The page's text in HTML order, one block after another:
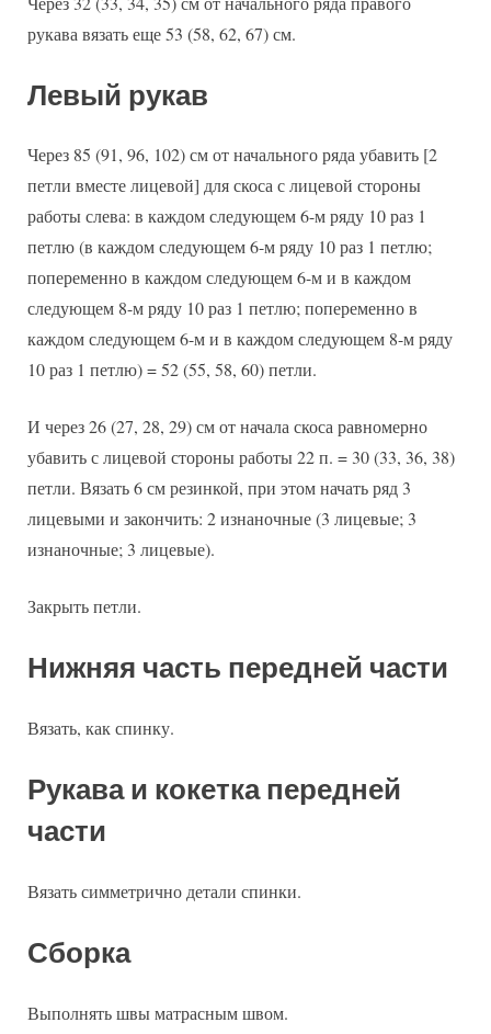
рукава вязать еще 53 (58, 62, 67) см.
Левый рукав
Через 85 (91, 96, 102) см от начального ряда убавить [2
петли вместе лицевой] для скоса с лицевой стороны
работы слева: в каждом следующем 6-м ряду 10 раз 1
петлю (в каждом следующем 6-м ряду 10 раз 1 петлю;
попеременно в каждом следующем 6-м и в каждом
следующем 8-м ряду 10 раз 1 петлю; попеременно в
каждом следующем 6-м и в каждом следующем 8-м ряду
10 раз 1 петлю) = 52 (55, 58, 60) петли.
И через 26 (27, 28, 29) см от начала скоса равномерно
убавить с лицевой стороны работы 22 п. = 30 (33, 36, 38)
петли. Вязать 6 см резинкой, при этом начать ряд 3
лицевыми и закончить: 2 изнаночные (3 лицевые; 3
изнаночные; 3 лицевые).
Закрыть петли.
Нижняя часть передней части
Вязать, как спинку.
Рукава и кокетка передней
части
Вязать симметрично детали спинки.
Сборка
Выполнять швы матрасным швом.